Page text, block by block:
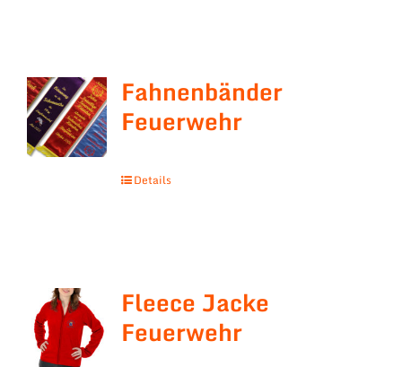
Fahnenbänder
Feuerwehr
Details
Fleece Jacke
Feuerwehr